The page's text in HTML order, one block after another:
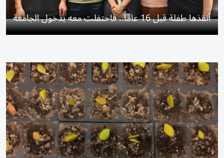
أنقذها طفلة قبل 16 عاماً.. فاحتفلت معه بدخول الجامعة